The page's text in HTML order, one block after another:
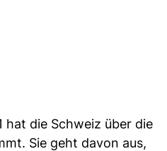
hat die Schweiz über die
Sie geht davon aus,